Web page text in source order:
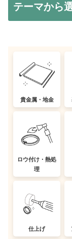
テーマから
貴金属・地金
ロウ付け・熱処
理
仕上げ